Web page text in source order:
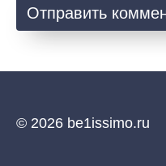
© 2026 be1issimo.ru